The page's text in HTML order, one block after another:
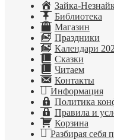
Зайка-
Библиотека
Магазин
Праздники
Календари
Сказки
Читаем
Контакты
Информация
Политика
Правила и
Корзина
Разбирая себя